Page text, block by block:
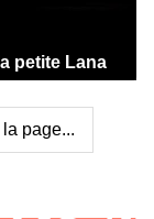
petite Lana
page...